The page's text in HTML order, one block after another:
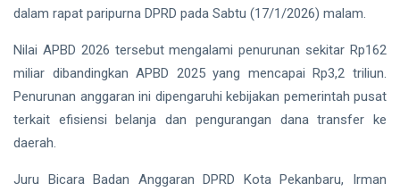
Pekanbaru
Buaya
Geger,
Warga Desa
Undan
Berhasil
Menangkap
07 Aug,
2026
25
views
RIAU
Apresiasi
07
27
dalam rapat paripurna DPRD pada Sabtu (17/1/2026) malam.
Nilai APBD 2026 tersebut mengalami penurunan sekitar Rp162
miliar dibandingkan APBD 2025 yang mencapai Rp3,2 triliun.
Penurunan anggaran ini dipengaruhi kebijakan pemerintah pusat
terkait efisiensi belanja dan pengurangan dana transfer ke
daerah.
Juru Bicara Badan Anggaran DPRD Kota Pekanbaru, Irman